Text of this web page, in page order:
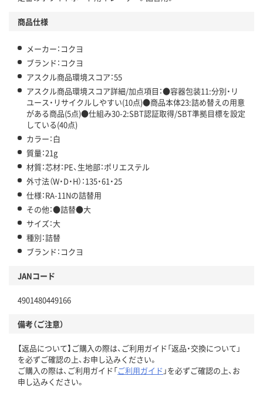
この商品の環境配慮ポイントです。下記商品詳細「
アスクル商品環境スコア詳細／加点項目
商品仕様
メーカー：コクヨ
ブランド：コクヨ
アスクル商品環境スコア：55
アスクル商品環境スコア詳細/加点項目：●容器包装11:分別・リ
ユース・リサイクルしやすい(10点)●商品本体23:詰め替えの用意
がある商品(5点)●仕組み30-2:SBT認証取得/SBT準拠目標を設定
している(40点)
カラー：白
質量：21g
材質：芯材：PE、生地部：ポリエステル
外寸法（W・D・H）：135・61・25
仕様：RA-11Nの詰替用
その他：●詰替●大
サイズ：大
種別：詰替
ブランド：コクヨ
JANコード
4901480449166
備考（ご注意）
【返品について】ご購入の際は、ご利用ガイド「返品・交換について」
を必ずご確認の上、お申し込みください。
ご購入の際は、ご利用ガイド「ご利用ガイド 」を必ずご確認の上、お
申し込みください。